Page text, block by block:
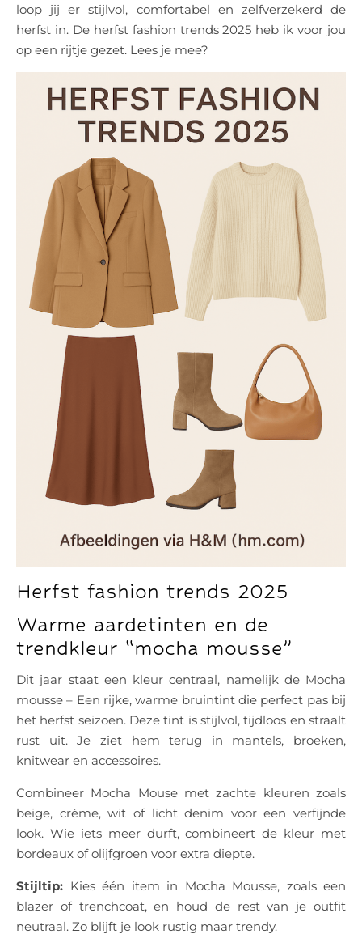
loop jij er stijlvol, comfortabel en zelfverzekerd de
herfst in. De herfst fashion trends 2025 heb ik voor jou
op een rijtje gezet. Lees je mee?
Herfst fashion trends 2025
Warme aardetinten en de
trendkleur “mocha mousse”
Dit jaar staat een kleur centraal, namelijk de Mocha
mousse – Een rijke, warme bruintint die perfect pas bij
het herfst seizoen. Deze tint is stijlvol, tijdloos en straalt
rust uit. Je ziet hem terug in mantels, broeken,
knitwear en accessoires.
Combineer Mocha Mouse met zachte kleuren zoals
beige, crème, wit of licht denim voor een verfijnde
look. Wie iets meer durft, combineert de kleur met
bordeaux of olijfgroen voor extra diepte.
Stijltip: Kies één item in Mocha Mousse, zoals een
blazer of trenchcoat, en houd de rest van je outfit
neutraal. Zo blijft je look rustig maar trendy.